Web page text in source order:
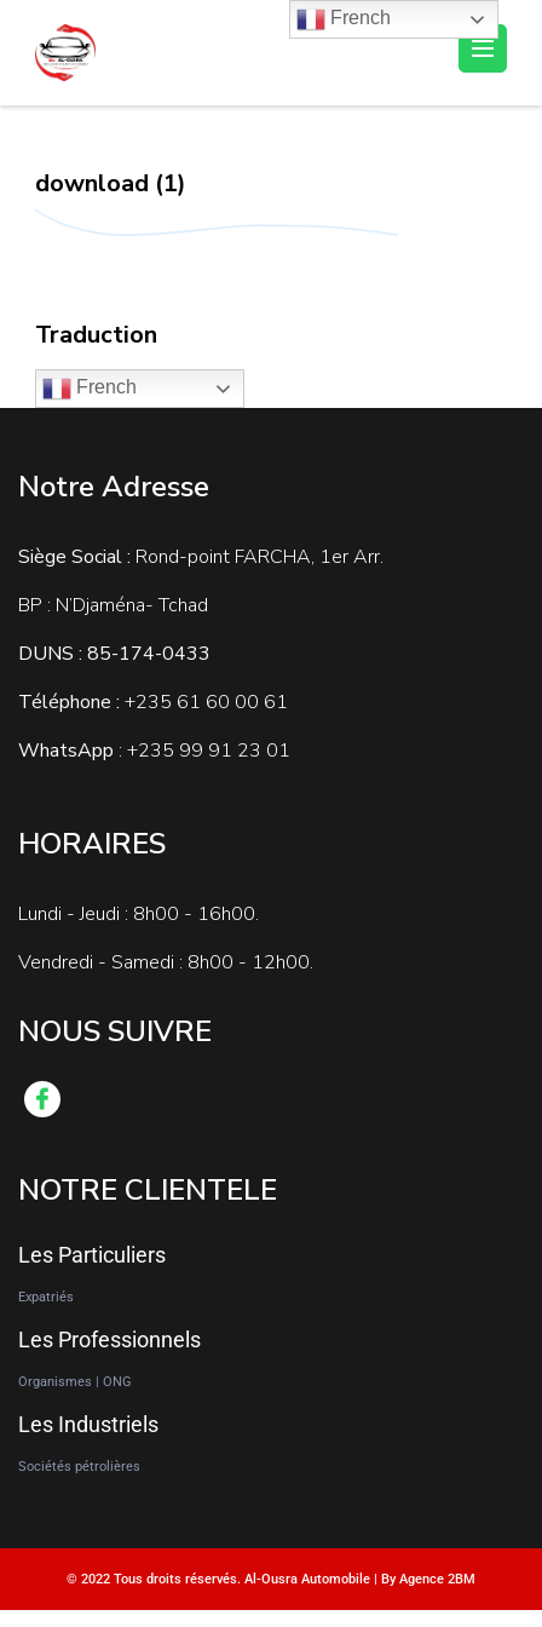
download (1)
Traduction
French
Notre Adresse
Siège Social : Rond-point FARCHA, 1er Arr.
BP : N’Djaména- Tchad
DUNS : 85-174-0433
Téléphone : +235 61 60 00 61
WhatsApp : +235 99 91 23 01
HORAIRES
Lundi - Jeudi : 8h00 - 16h00.
Vendredi - Samedi : 8h00 - 12h00.
NOUS SUIVRE
NOTRE CLIENTELE
Les Particuliers
Expatriés
Les Professionnels
Organismes | ONG
Les Industriels
Sociétés pétrolières
© 2022 Tous droits réservés. Al-Ousra Automobile | By Agence 2BM
French